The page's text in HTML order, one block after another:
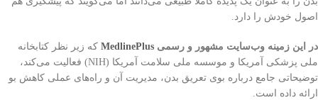
اصول خودش را دارد.
در این زمینه وب‌سایت مشهور و رسمی MedlinePlus که زیر نظر کتابخانه
ملی پزشکی آمریکا و موسسه ملی سلامت آمریکا (NIH) فعالیت می‌کند،
توضیحاتی جامع درباره بوی تعریق بدن، مدیریت آن و راه‌های عملی کاهش بو
ارائه داده است.